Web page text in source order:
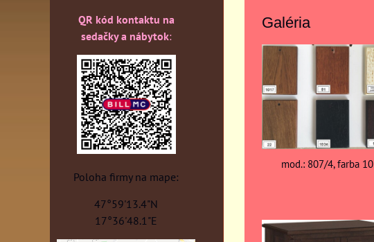
Galéria
mod.: 807/4, farba 10
QR kód kontaktu na
sedačky a nábytok:
Poloha firmy na mape:
47°59'13.4"N
17°36'48.1"E